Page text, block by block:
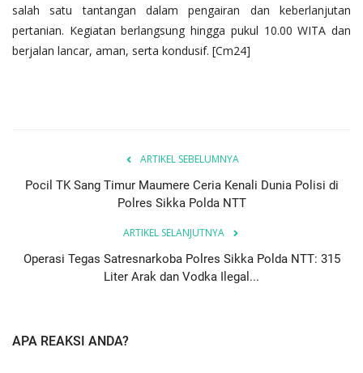
salah satu tantangan dalam pengairan dan keberlanjutan
pertanian. Kegiatan berlangsung hingga pukul 10.00 WITA dan
berjalan lancar, aman, serta kondusif. [Cm24]
ARTIKEL SEBELUMNYA
Pocil TK Sang Timur Maumere Ceria Kenali Dunia Polisi di
Polres Sikka Polda NTT
ARTIKEL SELANJUTNYA
Operasi Tegas Satresnarkoba Polres Sikka Polda NTT: 315
Liter Arak dan Vodka Ilegal...
APA REAKSI ANDA?